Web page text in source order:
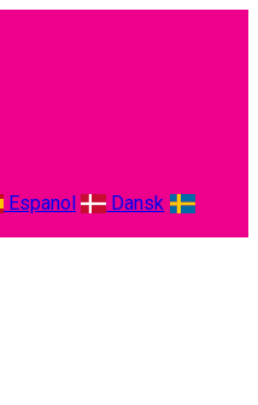
Espanol
Dansk